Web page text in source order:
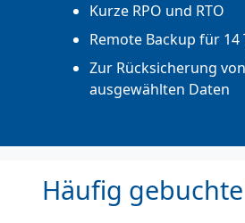
Kurze RPO und RTO
Remote Backup für 14
Zur Rücksicherung
ausgewählten Daten
Häufig